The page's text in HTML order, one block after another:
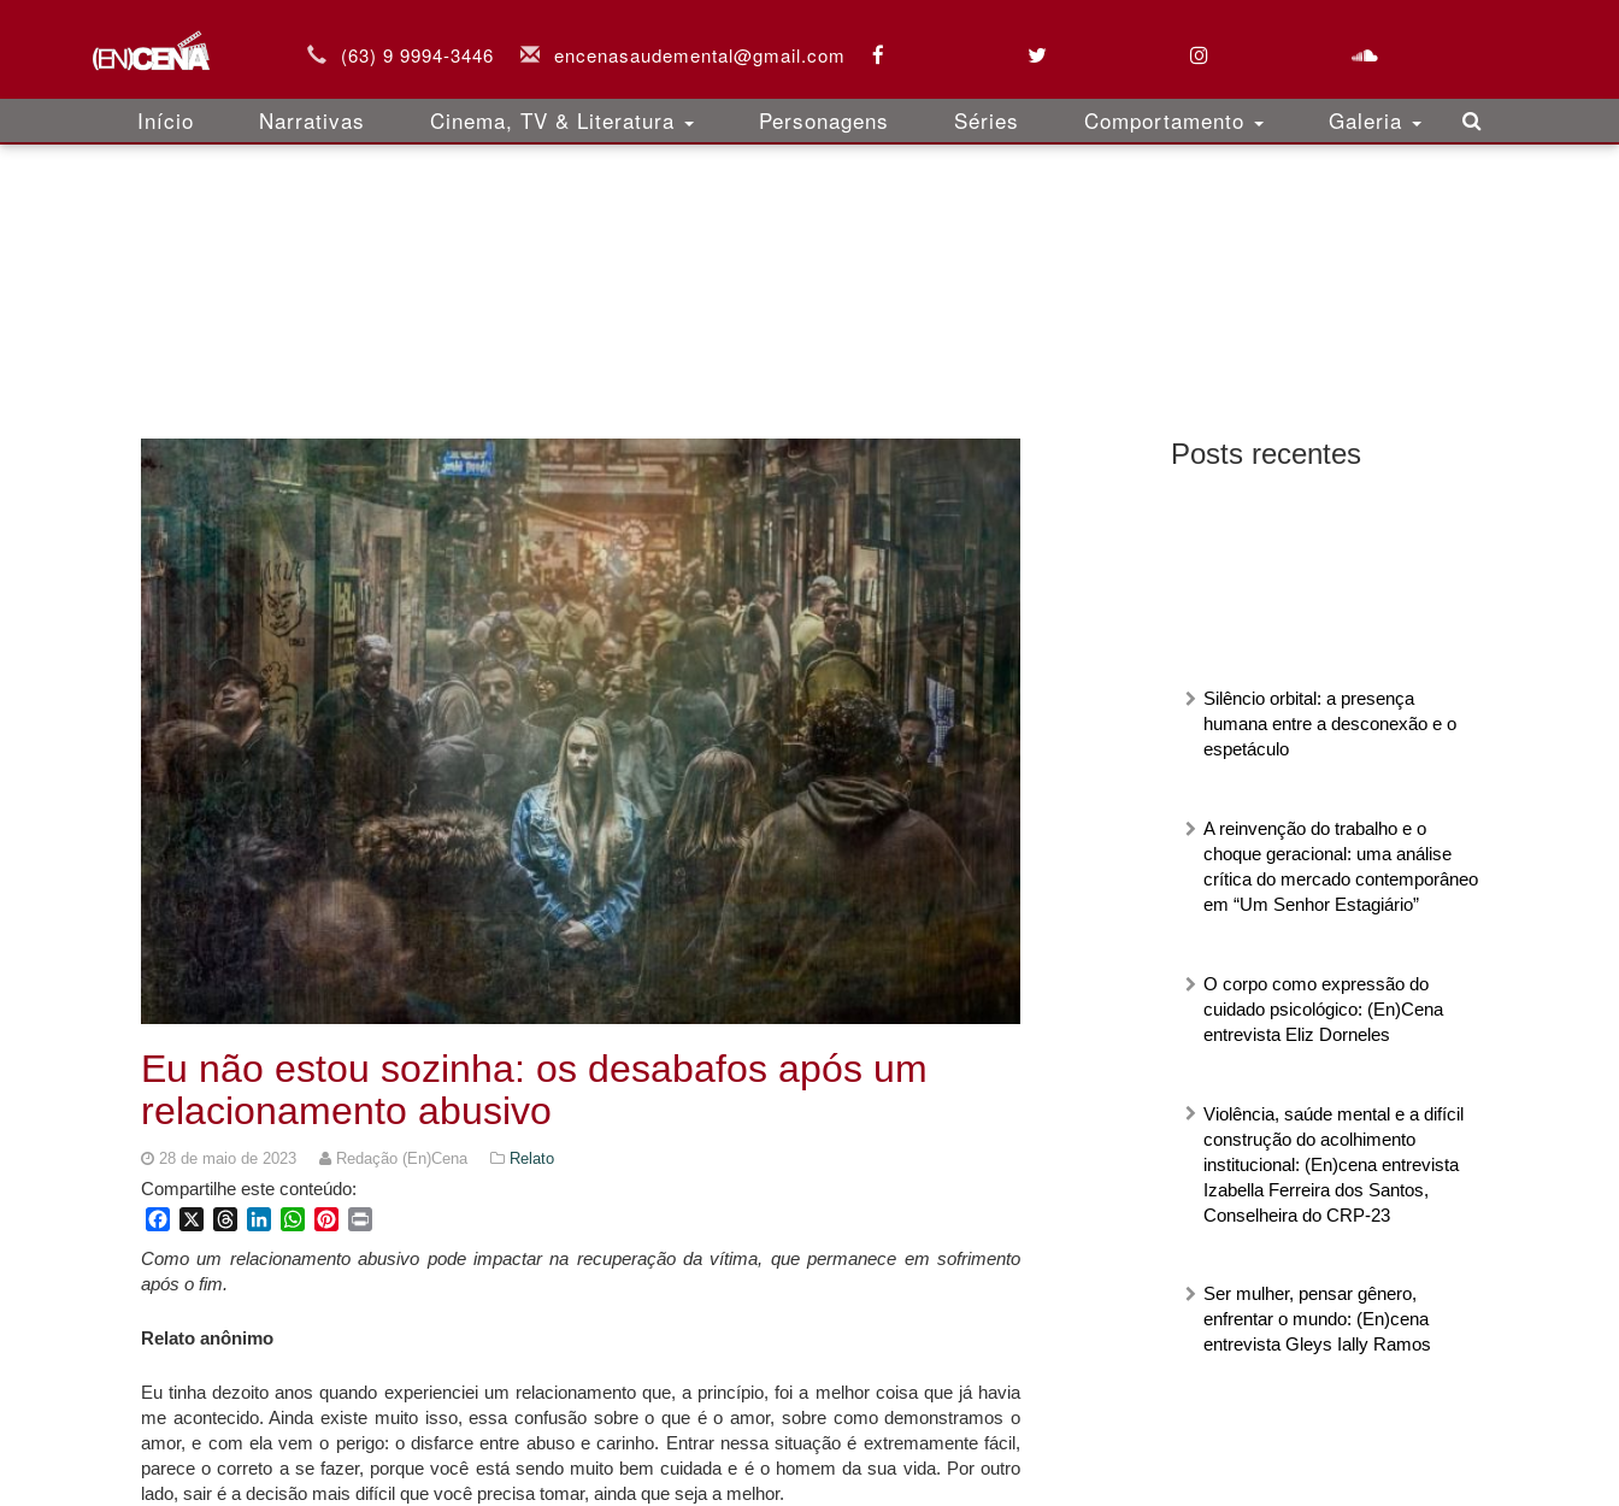
(63) 9 9994-3446 encenasaudemental@gmail.com
Início Narrativas Cinema, TV & Literatura Personagens Séries Comportamento Galeria
Posts recentes
Silêncio orbital: a presença
humana entre a desconexão e o
espetáculo
A reinvenção do trabalho e o
choque geracional: uma análise
crítica do mercado contemporâneo
em “Um Senhor Estagiário”
O corpo como expressão do
cuidado psicológico: (En)Cena
entrevista Eliz Dorneles
Violência, saúde mental e a difícil
construção do acolhimento
institucional: (En)cena entrevista
Izabella Ferreira dos Santos,
Conselheira do CRP-23
Ser mulher, pensar gênero,
enfrentar o mundo: (En)cena
entrevista Gleys Ially Ramos
Eu não estou sozinha: os desabafos após um
relacionamento abusivo
28 de maio de 2023 Redação (En)Cena Relato
Compartilhe este conteúdo:
FacebookThreadsLinkedInWhatsApp
Pinterest
Como um relacionamento abusivo pode impactar na recuperação da vítima, que permanece em sofrimento
após o fim.
Relato anônimo
Eu tinha dezoito anos quando experienciei um relacionamento que, a princípio, foi a melhor coisa que já havia
me acontecido. Ainda existe muito isso, essa confusão sobre o que é o amor, sobre como demonstramos o
amor, e com ela vem o perigo: o disfarce entre abuso e carinho. Entrar nessa situação é extremamente fácil,
parece o correto a se fazer, porque você está sendo muito bem cuidada e é o homem da sua vida. Por outro
lado, sair é a decisão mais difícil que você precisa tomar, ainda que seja a melhor.